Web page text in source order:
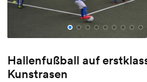
Hallenfußball auf
Kunstrasen